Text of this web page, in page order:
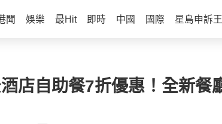
聞 娛樂 最Hit 即時 中國 國際 星島申訴王
店自助餐7折優惠！全新